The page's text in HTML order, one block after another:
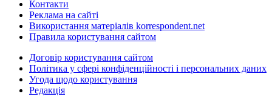
Контакти
Реклама на сайті
Використання матеріалів korrespondent.net
Правила користування сайтом
Договір користування сайтом
Політика у сфері конфіденційності і персональних даних
Угода щодо користування
Редакція